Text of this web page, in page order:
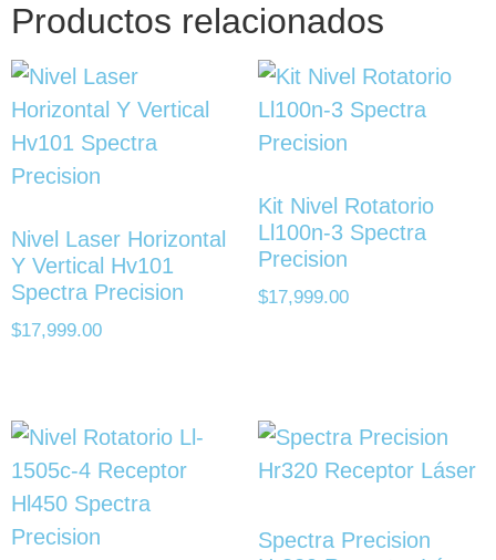
Productos relacionados
Nivel Laser Horizontal
Y Vertical Hv101
Spectra Precision
$17,999.00
Kit Nivel Rotatorio
Ll100n-3 Spectra
Precision
$17,999.00
Spectra Precision